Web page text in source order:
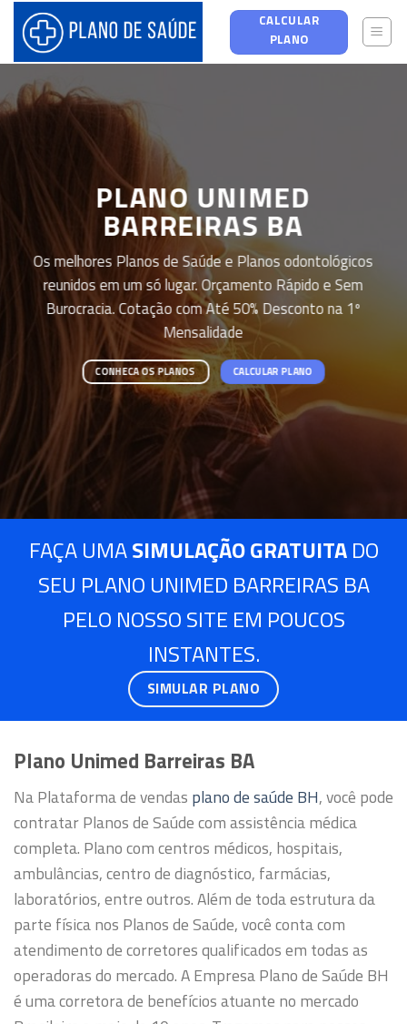
content
CALCULAR
PLANO
PLANO UNIMED
BARREIRAS BA
Os melhores Planos de Saúde e Planos odontológicos
reunidos em um só lugar. Orçamento Rápido e Sem
Burocracia. Cotação com Até 50% Desconto na 1º
Mensalidade
CONHECA OS PLANOS CALCULAR PLANO
FAÇA UMASIMULAÇÃO GRATUITADO
SEU PLANO UNIMED BARREIRAS BA
PELO NOSSO SITE EM POUCOS
INSTANTES.
SIMULAR PLANO
Plano Unimed Barreiras BA
Na Plataforma de vendas plano de saúde BH, você pode
contratar Planos de Saúde com assistência médica
completa. Plano com centros médicos, hospitais,
ambulâncias, centro de diagnóstico, farmácias,
laboratórios, entre outros.Além de toda estrutura da
parte física nos Planos de Saúde, você conta com
atendimento de corretores qualificados em todas as
operadoras do mercado.A Empresa Plano de Saúde BH
é uma corretora de benefícios atuante no mercado